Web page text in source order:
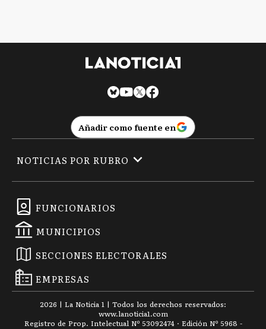
Añadir como fuente en
FUNCIONARIOS
MUNICIPIOS
SECCIONES ELECTORALES
EMPRESAS
NOTICIAS POR RUBRO
2026 | La Noticia 1 | Todos los derechos reservados:
www.lanoticia1.com
Registro de Prop. Intelectual Nº 53092474 · Edición Nº 5968 -